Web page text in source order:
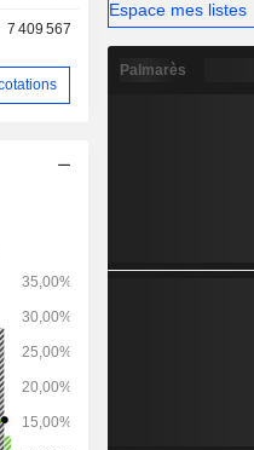
7 409 567
Espace mes listes
Palmarès